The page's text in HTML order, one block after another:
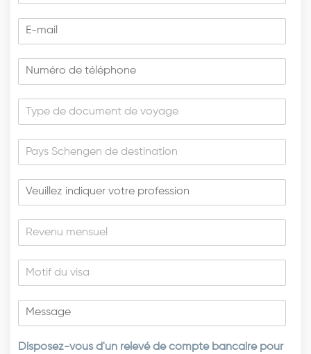
Disposez-vous d'un relevé de compte bancaire pour